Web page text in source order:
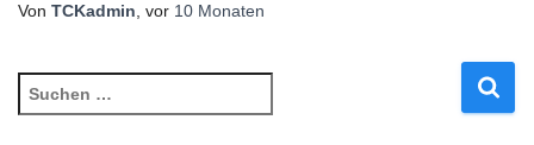
Von TCKadmin , vor 10 Monaten
u